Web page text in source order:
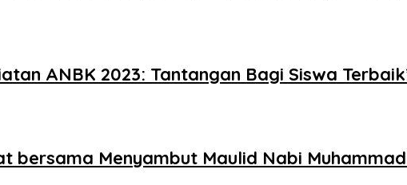
ANBK 2023: Tantangan Bagi Siswa
Menyambut Maulid Nabi Muhammad